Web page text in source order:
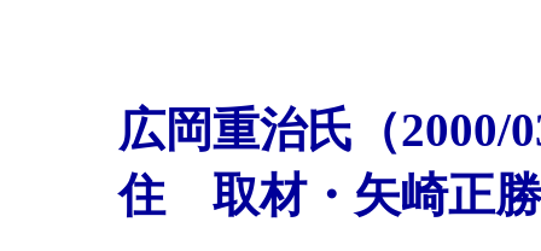
広岡重治氏（2000/
住 取材・矢崎正